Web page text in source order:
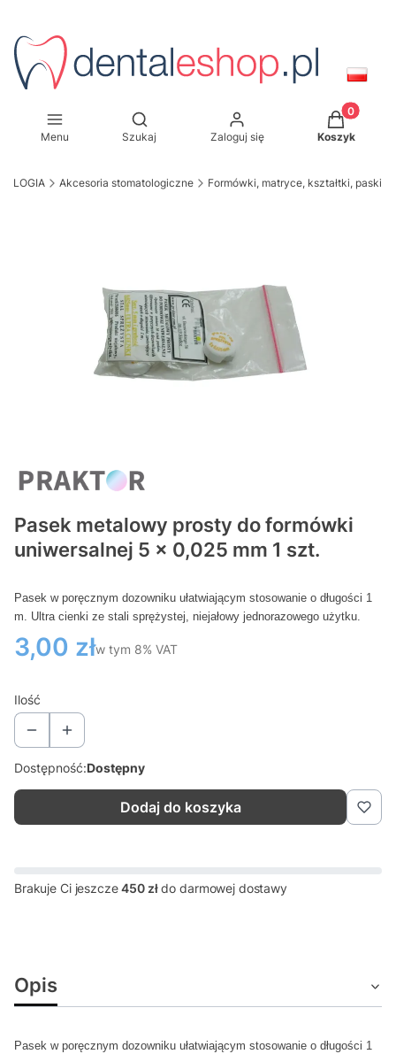
Menu
Otwórz wyszukiwarkę
Szukaj Zaloguj się
Produkty
Koszyk
Akcesoria stomatologiczne Formówki, matryce, kształtki, paski
Pasek metalowy prosty do formówki
uniwersalnej 5 x 0,025 mm 1 szt.
Pasek w poręcznym dozowniku ułatwiającym stosowanie o długości 1
m. Ultra cienki ze stali sprężystej, niejałowy jednorazowego użytku.
Cena
3,00 złw tym 8% VAT
w tym 8% VAT
Ilość
Dostępność:Dostępny
Dodaj do koszyka
Brakuje Ci jeszcze450 złdo darmowej dostawy
Opis
Pasek w poręcznym dozowniku ułatwiającym stosowanie o długości 1